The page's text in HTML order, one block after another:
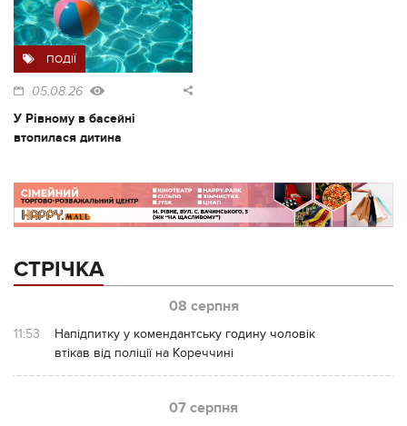
ПОДІЇ
05.08.26
У Рівному в басейні
втопилася дитина
СТРІЧКА
08 серпня
11:53
Напідпитку у комендантську годину чоловік
втікав від поліції на Кореччині
07 серпня